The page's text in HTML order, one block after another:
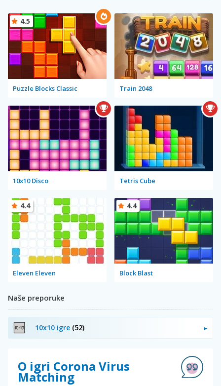
Puzzle Blocks Classic
4.5
Train 2048
10x10 Disco Tetris Cube
Eleven Eleven
4.4
Block Blast
4.4
Naše preporuke
10x10 igre (52)
O igri Corona Virus
Matching